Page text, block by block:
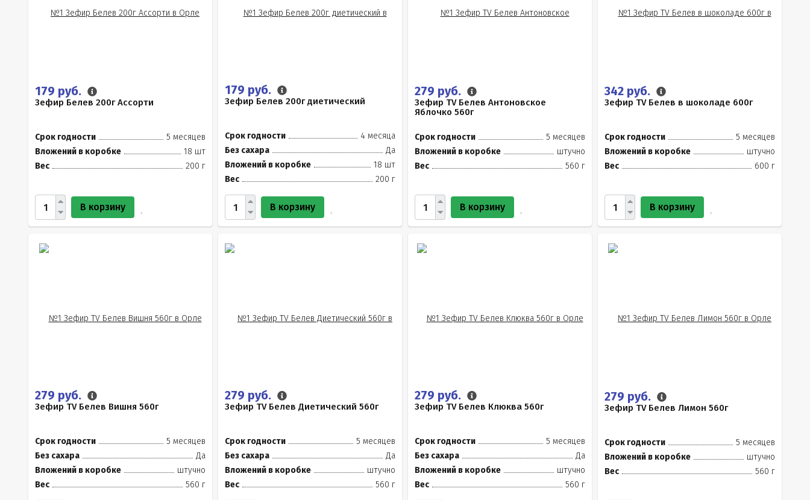
179 руб.
Зефир Белев 200г Ассорти
Срок годности
5 месяцев
Вложений в коробке
18 шт
Вес
200 г
В корзину
179 руб.
Зефир Белев 200г диетический
Срок годности
4 месяца
Без сахара
Да
Вложений в коробке
18 шт
Вес
200 г
В корзину
279 руб.
Зефир TV Белев Антоновское
Яблочко 560г
Срок годности
5 месяцев
Вложений в коробке
штучно
Вес
560 г
В корзину
342 руб.
Зефир TV Белев в шоколаде 600г
Срок годности
5 месяцев
Вложений в коробке
штучно
Вес
600 г
В корзину
279 руб.
Зефир TV Белев Вишня 560г
Срок годности
5 месяцев
Без сахара
Да
Вложений в коробке
штучно
Вес
560 г
279 руб.
Зефир TV Белев Диетический 560г
Срок годности
5 месяцев
Без сахара
Да
Вложений в коробке
штучно
Вес
560 г
279 руб.
Зефир TV Белев Клюква 560г
Срок годности
5 месяцев
Без сахара
Да
Вложений в коробке
штучно
Вес
560 г
279 руб.
Зефир TV Белев Лимон 560г
Срок годности
5 месяцев
Вложений в коробке
штучно
Вес
560 г